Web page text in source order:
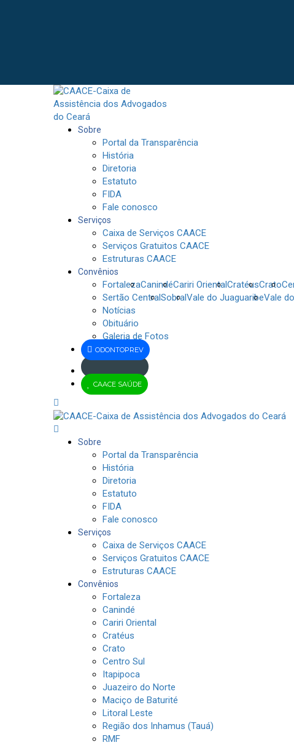
Sobre
Portal da Transparência
História
Diretoria
Estatuto
FIDA
Fale conosco
Serviços
Caixa de Serviços CAACE
Serviços Gratuitos CAACE
Estruturas CAACE
Convênios
FortalezaCanindéCariri OrientalCratéusCrato
Sertão CentralSobralVale do JuaguaribeVale
Notícias
Obituário
Galeria de Fotos
ODONTOPREV
Brasil
CAACE SAÚDE
Sobre
Portal da Transparência
História
Diretoria
Estatuto
FIDA
Fale conosco
Serviços
Caixa de Serviços CAACE
Serviços Gratuitos CAACE
Estruturas CAACE
Convênios
Fortaleza
Canindé
Cariri Oriental
Cratéus
Crato
Centro Sul
Itapipoca
Juazeiro do Norte
Maciço de Baturité
Litoral Leste
Região dos Inhamus (Tauá)
RMF